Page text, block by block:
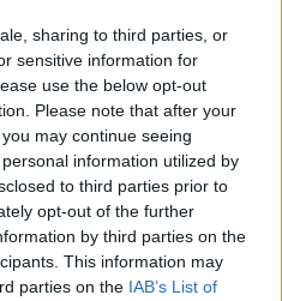
sharing to third parties, or
sensitive information for
use the below opt-out
Please note that after your
may continue seeing
information utilized by
to third parties prior to
opt-out of the further
by third parties on the
This information may
parties on the IAB’s List of